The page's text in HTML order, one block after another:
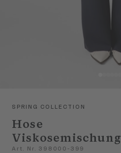
SPRING COLLECTION
Hose
Viskosemischung
Art. Nr. 398000-399